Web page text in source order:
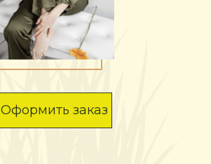
Оформить заказ